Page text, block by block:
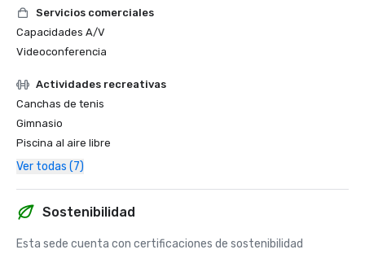
Servicios comerciales
Capacidades A/V
Videoconferencia
Actividades recreativas
Canchas de tenis
Gimnasio
Piscina al aire libre
Ver todas (7)
Sostenibilidad
Esta sede cuenta con certificaciones de sostenibilidad